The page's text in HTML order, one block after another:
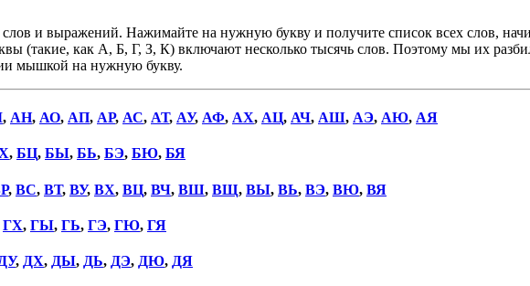
и выражений. Нажимайте на нужную букву и получите список всех слов,
(такие, как А, Б, Г, З, К) включают несколько тысячь слов. Поэтому мы их
мышкой на нужную букву.
, АН, АО, АП, АР, АС, АТ, АУ, АФ, АХ, АЦ, АЧ, АШ, АЭ, АЮ, АЯ
, БЦ, БЫ, БЬ, БЭ, БЮ, БЯ
, ВС, ВТ, ВУ, ВХ, ВЦ, ВЧ, ВШ, ВЩ, ВЫ, ВЬ, ВЭ, ВЮ, ВЯ
ГХ, ГЫ, ГЬ, ГЭ, ГЮ, ГЯ
ДУ, ДХ, ДЫ, ДЬ, ДЭ, ДЮ, ДЯ